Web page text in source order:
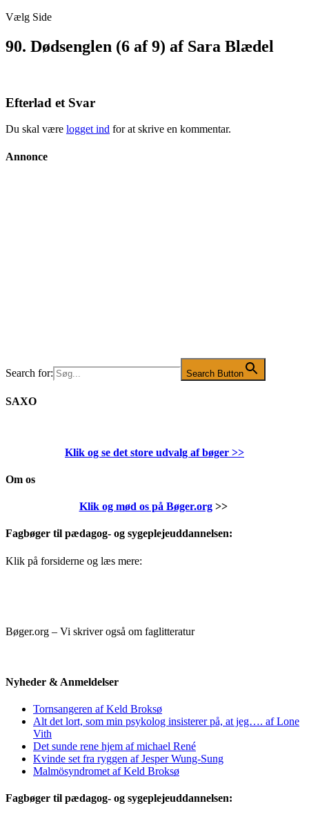
Vælg Side
90. Dødsenglen (6 af 9) af Sara Blædel
Efterlad et Svar
Du skal være logget ind for at skrive en kommentar.
Annonce
Search for: Search Button
SAXO
Klik og se det store udvalg af bøger >>
Om os
Klik og mød os på Bøger.org>>
Fagbøger til pædagog- og sygeplejeuddannelsen:
Klik på forsiderne og læs mere:
Bøger.org – Vi skriver også om faglitteratur
Nyheder & Anmeldelser
Tornsangeren af Keld Broksø
Alt det lort, som min psykolog insisterer på, at jeg…. af Lone
Vith
Det sunde rene hjem af michael René
Kvinde set fra ryggen af Jesper Wung-Sung
Malmösyndromet af Keld Broksø
Fagbøger til pædagog- og sygeplejeuddannelsen: